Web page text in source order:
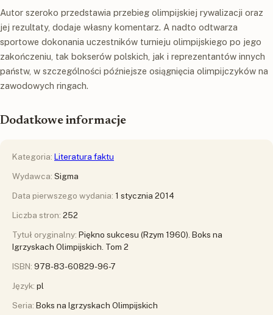
Autor szeroko przedstawia przebieg olimpijskiej rywalizacji oraz
jej rezultaty, dodaje własny komentarz. A nadto odtwarza
sportowe dokonania uczestników turnieju olimpijskiego po jego
zakończeniu, tak bokserów polskich, jak i reprezentantów innych
państw, w szczególności późniejsze osiągnięcia olimpijczyków na
zawodowych ringach.
Dodatkowe informacje
Kategoria: Literatura faktu
Wydawca: Sigma
Data pierwszego wydania: 1 stycznia 2014
Liczba stron: 252
Tytuł oryginalny: Piękno sukcesu (Rzym 1960). Boks na
Igrzyskach Olimpijskich. Tom 2
ISBN: 978-83-60829-96-7
Język: pl
Seria: Boks na Igrzyskach Olimpijskich